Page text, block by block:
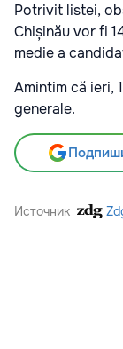
Potrivit listei,
Chișinău vor fi
medie a
Amintim că ieri,
generale.
Источник